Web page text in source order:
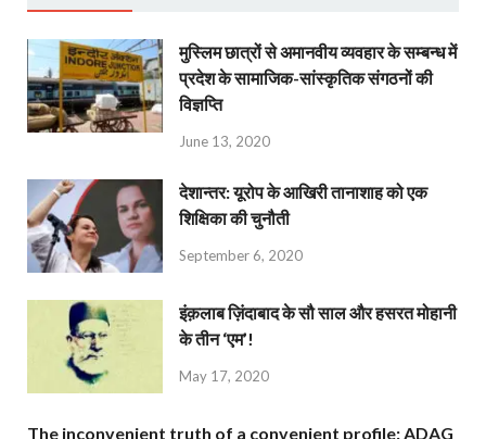
मुस्लिम छात्रों से अमानवीय व्यवहार के सम्बन्ध में
प्रदेश के सामाजिक-सांस्कृतिक संगठनों की
विज्ञप्ति
June 13, 2020
देशान्‍तर: यूरोप के आखिरी तानाशाह को एक
शिक्षिका की चुनौती
September 6, 2020
इंक़लाब ज़िंदाबाद के सौ साल और हसरत मोहानी
के तीन ‘एम’!
May 17, 2020
The inconvenient truth of a convenient profile: ADAG